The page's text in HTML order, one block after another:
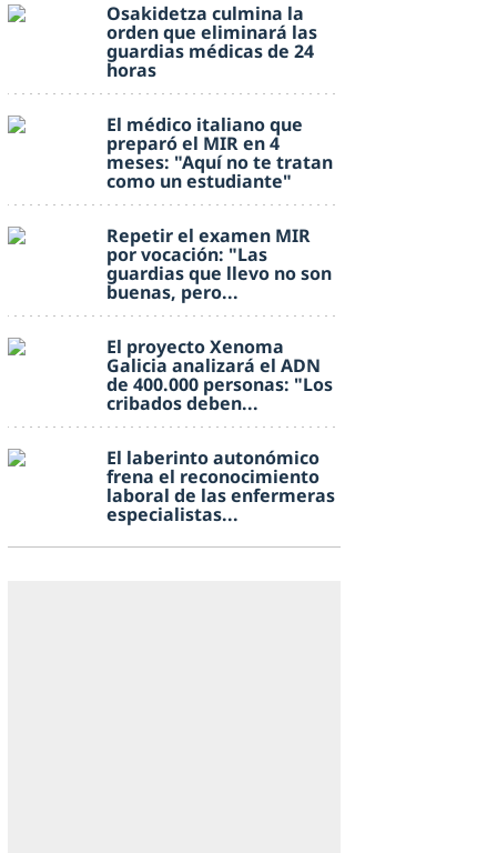
Osakidetza culmina la
orden que eliminará las
guardias médicas de 24
horas
El médico italiano que
preparó el MIR en 4
meses: "Aquí no te tratan
como un estudiante"
Repetir el examen MIR
por vocación: "Las
guardias que llevo no son
buenas, pero...
El proyecto Xenoma
Galicia analizará el ADN
de 400.000 personas: "Los
cribados deben...
El laberinto autonómico
frena el reconocimiento
laboral de las enfermeras
especialistas...